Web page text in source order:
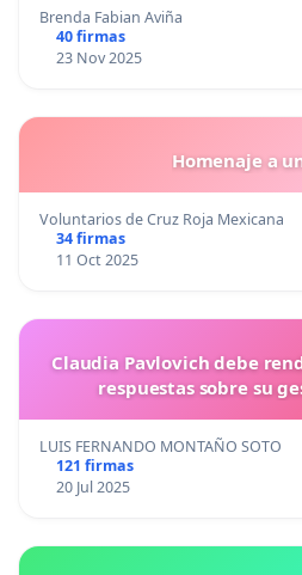
Brenda Fabian Aviña
40 firmas
23 Nov 2025
Homenaje a
Voluntarios de Cruz Roja Mexicana
34 firmas
11 Oct 2025
Claudia Pavlovich debe
respuestas sobre su
LUIS FERNANDO MONTAÑO SOTO
121 firmas
20 Jul 2025